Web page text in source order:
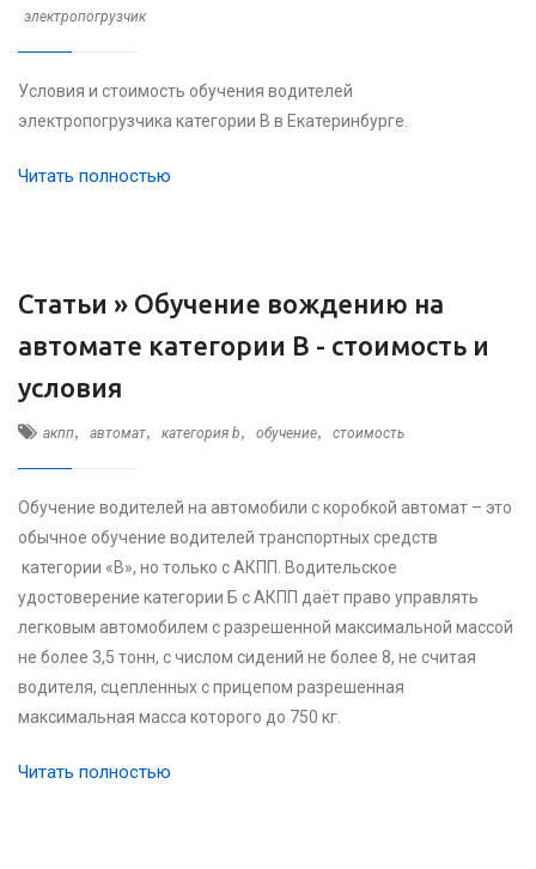
электропогрузчик
Условия и стоимость обучения водителей
электропогрузчика категории B в Екатеринбурге.
Читать полностью
Статьи » Обучение вождению на
автомате категории B - стоимость и
условия
акпп, автомат, категория b, обучение, стоимость
Обучение водителей на автомобили с коробкой автомат – это
обычное обучение водителей транспортных средств
категории «В», но только с АКПП. Водительское
удостоверение категории Б с АКПП даёт право управлять
легковым автомобилем с разрешенной максимальной массой
не более 3,5 тонн, с числом сидений не более 8, не считая
водителя, сцепленных с прицепом разрешенная
максимальная масса которого до 750 кг.
Читать полностью